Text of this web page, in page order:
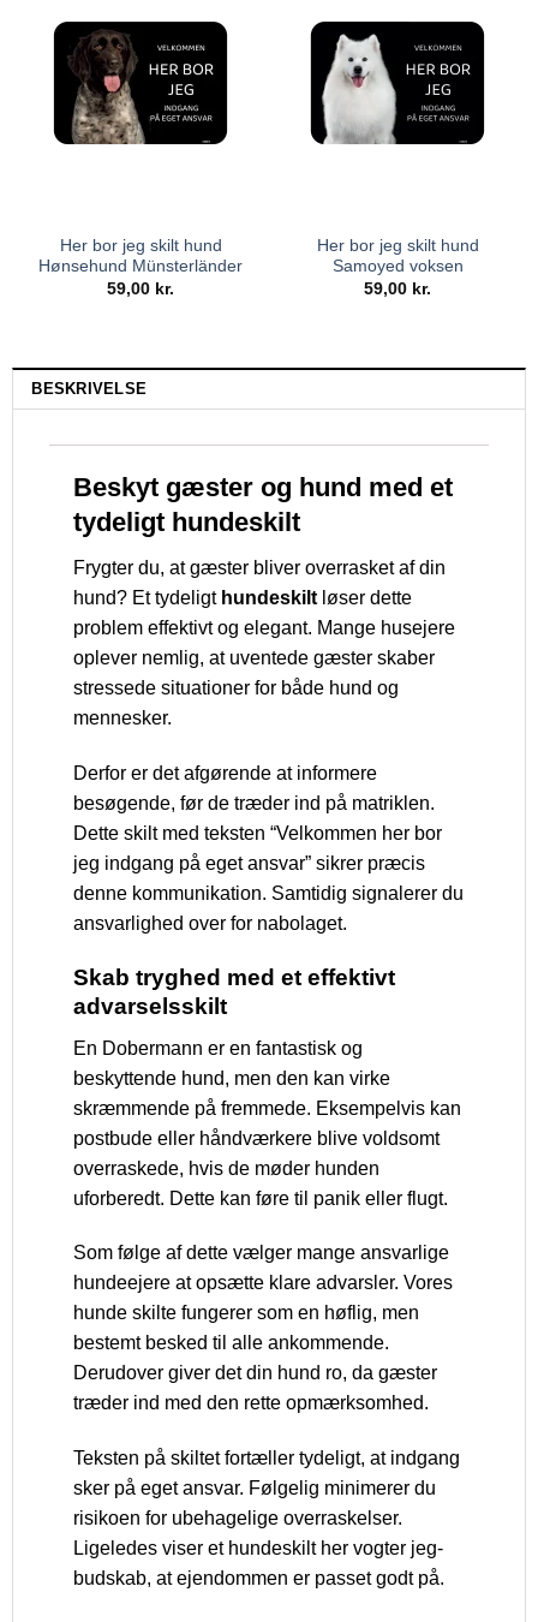
Her bor jeg skilt hund
Hønsehund Münsterländer
59,00 kr.
Her bor jeg skilt hund
Samoyed voksen
59,00 kr.
BESKRIVELSE
Beskyt gæster og hund med et
tydeligt hundeskilt
Frygter du, at gæster bliver overrasket af din
hund? Et tydeligt hundeskiltløser dette
problem effektivt og elegant. Mange husejere
oplever nemlig, at uventede gæster skaber
stressede situationer for både hund og
mennesker.
Derfor er det afgørende at informere
besøgende, før de træder ind på matriklen.
Dette skilt med teksten “Velkommen her bor
jeg indgang på eget ansvar” sikrer præcis
denne kommunikation. Samtidig signalerer du
ansvarlighed over for nabolaget.
Skab tryghed med et effektivt
advarselsskilt
En Dobermann er en fantastisk og
beskyttende hund, men den kan virke
skræmmende på fremmede. Eksempelvis kan
postbude eller håndværkere blive voldsomt
overraskede, hvis de møder hunden
uforberedt. Dette kan føre til panik eller flugt.
Som følge af dette vælger mange ansvarlige
hundeejere at opsætte klare advarsler. Vores
hunde skilte fungerer som en høflig, men
bestemt besked til alle ankommende.
Derudover giver det din hund ro, da gæster
træder ind med den rette opmærksomhed.
Teksten på skiltet fortæller tydeligt, at indgang
sker på eget ansvar. Følgelig minimerer du
risikoen for ubehagelige overraskelser.
Ligeledes viser et hundeskilt her vogter jeg-
budskab, at ejendommen er passet godt på.